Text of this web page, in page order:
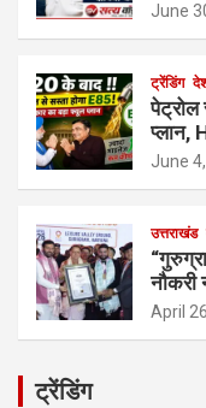
June
ट्रेंडिंग
पेट्रोल
प्लान,
June
उत्तराखंड
नौकरी
April
ट्रेंडिंग